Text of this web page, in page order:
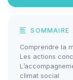
SOMMAIRE
Comprendre la
Les actions
climat social